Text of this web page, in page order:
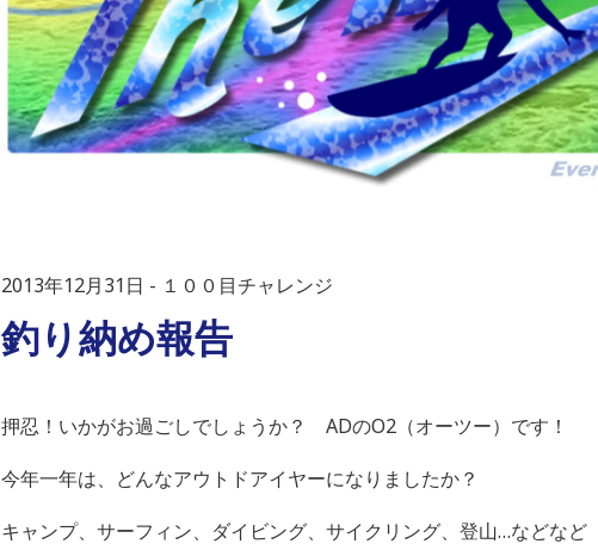
2013年12月31日 １００目チャレンジ
釣り納め報告
押忍！いかがお過ごしでしょうか？ ADのO2（オーツー）です！
今年一年は、どんなアウトドアイヤーになりましたか？
キャンプ、サーフィン、ダイビング、サイクリング、登山…などなど